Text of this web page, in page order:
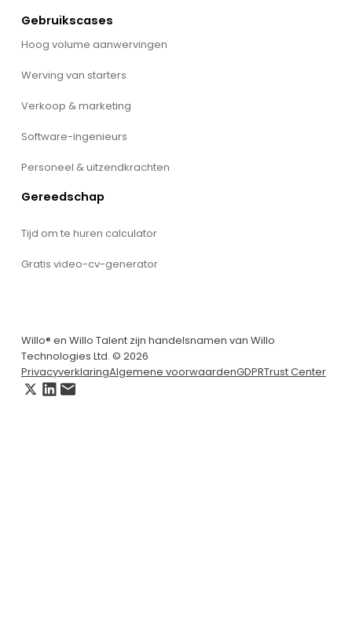
Gebruikscases
Hoog volume aanwervingen
Werving van starters
Verkoop & marketing
Software-ingenieurs
Personeel & uitzendkrachten
Gereedschap
Tijd om te huren calculator
Gratis video-cv-generator
Willo® en Willo Talent zijn handelsnamen van Willo
Technologies Ltd. © 2026
PrivacyverklaringAlgemene voorwaardenGDPRTrust Center